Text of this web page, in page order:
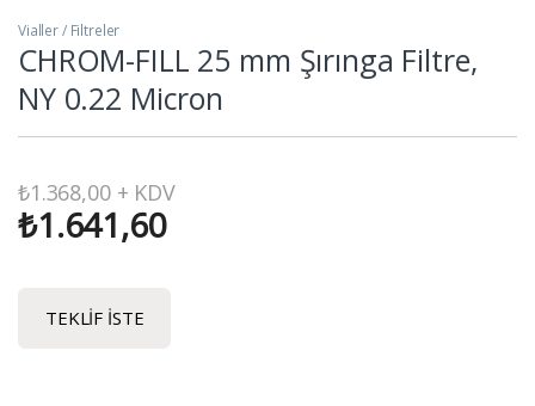
Vialler / Filtreler
CHROM-FILL 25 mm Şırınga Filtre,
NY 0.22 Micron
₺1.368,00+ KDV
₺1.641,60
TEKLIF İSTE